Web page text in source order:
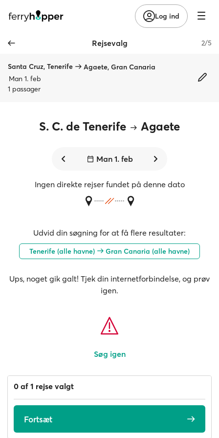
Log ind
Rejsevalg 2/5
Santa Cruz, Tenerife
Agaete, Gran Canaria
Man 1. feb
1 passager
S. C. de Tenerife Agaete
Man 1. feb
Ingen direkte rejser fundet på denne dato
Udvid din søgning for at få flere resultater:
Tenerife (alle havne) Gran Canaria (alle havne)
Ups, noget gik galt! Tjek din internetforbindelse, og prøv
igen.
Søg igen
0 af 1 rejse valgt
Fortsæt